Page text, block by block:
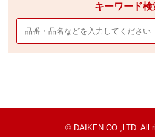
キーワード検
© DAIKEN.CO.,LTD. All